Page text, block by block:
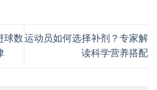
球数运动员如何选择补剂？专家解
读科学营养搭配